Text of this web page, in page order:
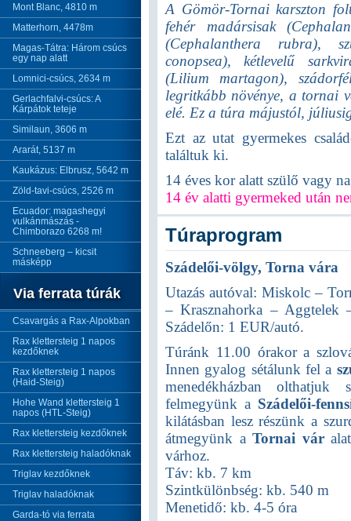
Mont Blanc, 4810 m
Matterhorn, 4478m
Magas-Tátra: Három csúcs
egy nap alatt
Lomnici-csúcs, 2634 m
Gerlachfalvi-csúcs: A
Kárpátok teteje
Similaun, 3606 m
Ararát, 5137 m
Kaukázus: Elbrusz, 5642 m
Zöld-tavi-csúcs, 2526 m
Ecuador: magashegyi
vulkánmászás -
Chimborazo 6268 m!
Schneeberg – kicsit
másképp
Via ferrata túrák
Csavargás a Rax-Alpokban
Rax klettersteig 1 napos
kezdőknek
Rax klettersteig 1 napos
(Haid-Steig)
Hohe Wand klettersteig 1
napos (HTL-Steig)
Rax klettersteig kezdőknek
Rax klettersteig haladóknak
Triglav kezdőknek
Triglav haladóknak
Garda-tó via ferrata
A Gömör-Tornai karszton
fehér madársisak
(Cephalanthera rubra),
conopsea), kétlevelű
(Lilium martagon),
legritkább növénye, a tornai
elé. Ez a túra májustól,
Ezt az utat gyermekes
találtuk ki.
14 éves kor alatt szülő vagy
14 év alatti gyermeked után
Túraprogram
Szádelői-völgy, Torna vára
Utazás autóval: Miskolc –
– Krasznahorka –
Szádelőn: 1 EUR/autó.
Túránk 11.00 órakor a
Innen gyalog sétálunk fel a
menedékházban
felmegyünk a Szádelői-
kilátásban lesz részünk a
átmegyünk a Tornai vár
várhoz.
Táv: kb. 7 km
Szintkülönbség: kb. 540 m
Menetidő: kb. 4-5 óra